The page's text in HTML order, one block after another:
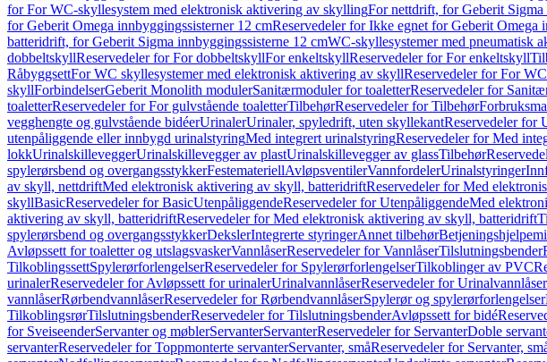
for For WC-skyllesystem med elektronisk aktivering av skyllingFor nettdrift, for Geberit
for Geberit Omega innbyggingssisterner 12 cmReservedeler for Ikke egnet for Geberit Omega
batteridrift, for Geberit Sigma innbyggingssisterne 12 cmWC-skyllesystemer med pneumatisk
dobbeltskyllReservedeler for For dobbeltskyllFor enkeltskyllReservedeler for For enkeltskyll
RåbyggsettFor WC skyllesystemer med elektronisk aktivering av skyllReservedeler for For
skyllForbindelserGeberit Monolith modulerSanitærmoduler for toaletterReservedeler for
toaletterReservedeler for For gulvstående toaletterTilbehørReservedeler for Tilbehør
vegghengte og gulvstående bidéerUrinalerUrinaler, spyledrift, uten skyllekantReservedeler for
utenpåliggende eller innbygd urinalstyringMed integrert urinalstyringReservedeler for Med
lokkUrinalskilleveggerUrinalskillevegger av plastUrinalskillevegger av glassTilbehør
spylerørsbend og overgangsstykkerFestemateriellAvløpsventilerVannfordelerUrinalstyringer
av skyll, nettdriftMed elektronisk aktivering av skyll, batteridriftReservedeler for Med
skyllBasicReservedeler for BasicUtenpåliggendeReservedeler for UtenpåliggendeMed
aktivering av skyll, batteridriftReservedeler for Med elektronisk aktivering av skyll, batteridrift
spylerørsbend og overgangsstykkerDekslerIntegrerte styringerAnnet tilbehør
Avløpssett for toaletter og utslagsvaskerVannlåserReservedeler for VannlåserTilslutningsbender
TilkoblingssettSpylerørforlengelserReservedeler for SpylerørforlengelserTilkoblinger av PVC
urinalerReservedeler for Avløpssett for urinalerUrinalvannlåserReservedeler for Urinalvannlåser
vannlåserRørbendvannlåserReservedeler for RørbendvannlåserSpylerør og spylerørforlengelser
TilkoblingsrørTilslutningsbenderReservedeler for TilslutningsbenderAvløpssett for bidé
for SveiseenderServanter og møblerServanterServanterReservedeler for ServanterDoble
servanterReservedeler for Toppmonterte servanterServanter, småReservedeler for Servanter,